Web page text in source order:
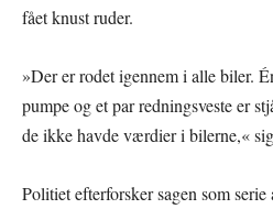
fået knust ruder.
»Der er rodet igennem i alle biler.
pumpe og et par redningsveste er
de ikke havde værdier i bilerne,«
Politiet efterforsker sagen som